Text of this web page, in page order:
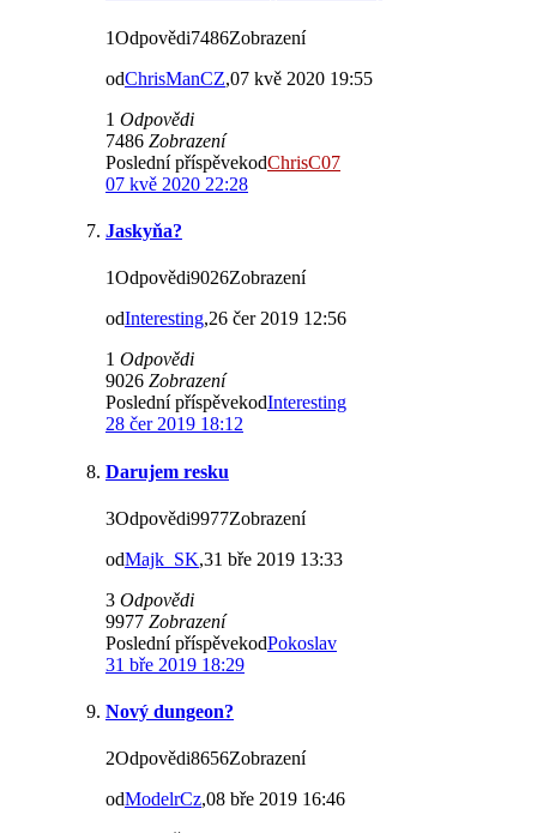
1Odpovědi7486Zobrazení
odChrisManCZ,07 kvě 2020 19:55
1 Odpovědi
7486 Zobrazení
Poslední příspěvekodChrisC07
07 kvě 2020 22:28
Jaskyňa?
1Odpovědi9026Zobrazení
odInteresting,26 čer 2019 12:56
1 Odpovědi
9026 Zobrazení
Poslední příspěvekodInteresting
28 čer 2019 18:12
Darujem resku
3Odpovědi9977Zobrazení
odMajk_SK,31 bře 2019 13:33
3 Odpovědi
9977 Zobrazení
Poslední příspěvekodPokoslav
31 bře 2019 18:29
Nový dungeon?
2Odpovědi8656Zobrazení
odModelrCz,08 bře 2019 16:46